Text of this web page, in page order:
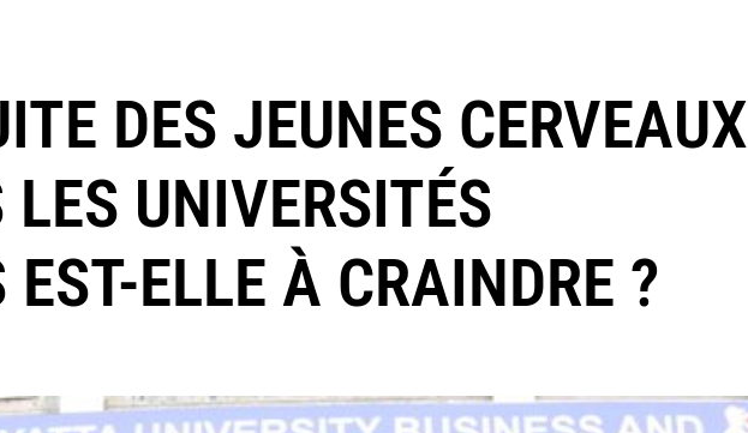
DES JEUNES CERVEAUX
UNIVERSITÉS
ELLE À CRAINDRE ?